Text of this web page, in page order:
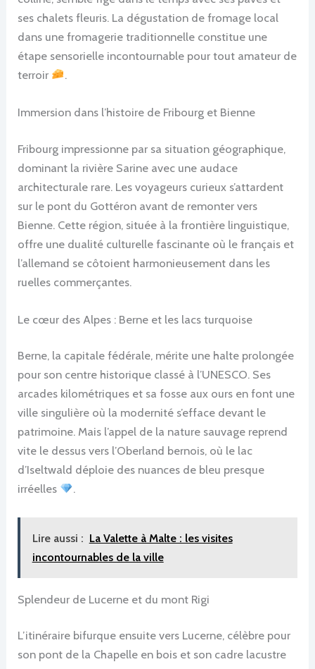
ses chalets fleuris. La dégustation de fromage local
dans une fromagerie traditionnelle constitue une
étape sensorielle incontournable pour tout amateur de
terroir
.
Immersion dans l’histoire de Fribourg et Bienne
Fribourg impressionne par sa situation géographique,
dominant la rivière Sarine avec une audace
architecturale rare. Les voyageurs curieux s’attardent
sur le pont du Gottéron avant de remonter vers
Bienne. Cette région, située à la frontière linguistique,
offre une dualité culturelle fascinante où le français et
l’allemand se côtoient harmonieusement dans les
ruelles commerçantes.
Le cœur des Alpes : Berne et les lacs turquoise
Berne, la capitale fédérale, mérite une halte prolongée
pour son centre historique classé à l’UNESCO. Ses
arcades kilométriques et sa fosse aux ours en font une
ville singulière où la modernité s’efface devant le
patrimoine. Mais l’appel de la nature sauvage reprend
vite le dessus vers l’Oberland bernois, où le lac
d’Iseltwald déploie des nuances de bleu presque
irréelles
.
Lire aussi : La Valette à Malte : les visites
incontournables de la ville
Splendeur de Lucerne et du mont Rigi
L’itinéraire bifurque ensuite vers Lucerne, célèbre pour
son pont de la Chapelle en bois et son cadre lacustre